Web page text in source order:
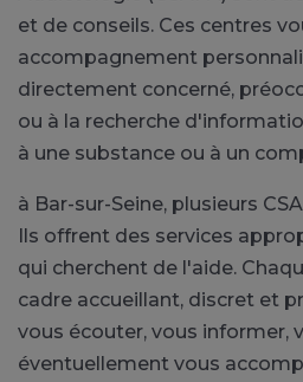
et de conseils. Ces centres
accompagnement
directement concerné,
ou à la recherche
à une substance ou à un
à Bar-sur-Seine, plusieurs
Ils offrent des services
qui cherchent de l'aide.
cadre accueillant, discret et
vous écouter, vous informer,
éventuellement vous